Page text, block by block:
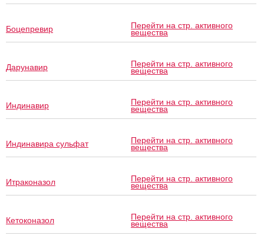
Боцепревир Перейти на стр. активного
вещества
Дарунавир Перейти на стр. активного
вещества
Индинавир Перейти на стр. активного
вещества
Индинавира сульфат Перейти на стр. активного
вещества
Итраконазол Перейти на стр. активного
вещества
Кетоконазол Перейти на стр. активного
вещества